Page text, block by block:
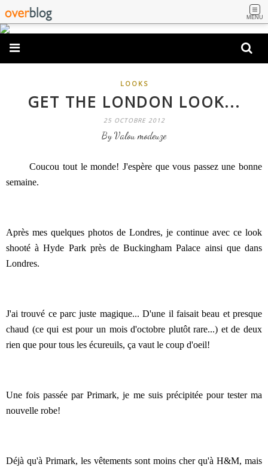
MENU
LOOKS
GET THE LONDON LOOK...
25 OCTOBRE 2012
By Valou modeuze
Coucou tout le monde! J'espère que vous passez une bonne
semaine.
Après mes quelques photos de Londres, je continue avec ce look
shooté à Hyde Park près de Buckingham Palace ainsi que dans
Londres.
J'ai trouvé ce parc juste magique... D'une il faisait beau et presque
chaud (ce qui est pour un mois d'octobre plutôt rare...) et de deux
rien que pour tous les écureuils, ça vaut le coup d'oeil!
Une fois passée par Primark, je me suis précipitée pour tester ma
nouvelle robe!
Déjà qu'à Primark, les vêtements sont moins cher qu'à H&M, mais